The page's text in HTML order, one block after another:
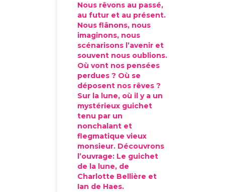
Nous rêvons au passé,
au futur et au présent.
Nous flânons, nous
imaginons, nous
scénarisons l’avenir et
souvent nous oublions.
Où vont nos pensées
perdues ? Où se
déposent nos rêves ?
Sur la lune, où il y a un
mystérieux guichet
tenu par un
nonchalant et
flegmatique vieux
monsieur. Découvrons
l’ouvrage: Le guichet
de la lune, de
Charlotte Bellière et
Ian de Haes.